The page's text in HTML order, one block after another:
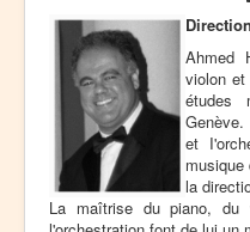
Ahmed
violon
études
et
musique
la
La maîtrise du piano, du